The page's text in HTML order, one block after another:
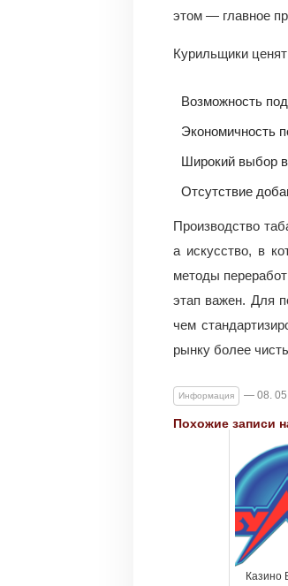
этом — главное
Курильщики
Возможность
Экономичность
Широкий выбор
Отсутствие
Производство
а искусство, в
методы
этап важен. Для
чем
рынку более
Информация — 08.
Похожие записи
Казино